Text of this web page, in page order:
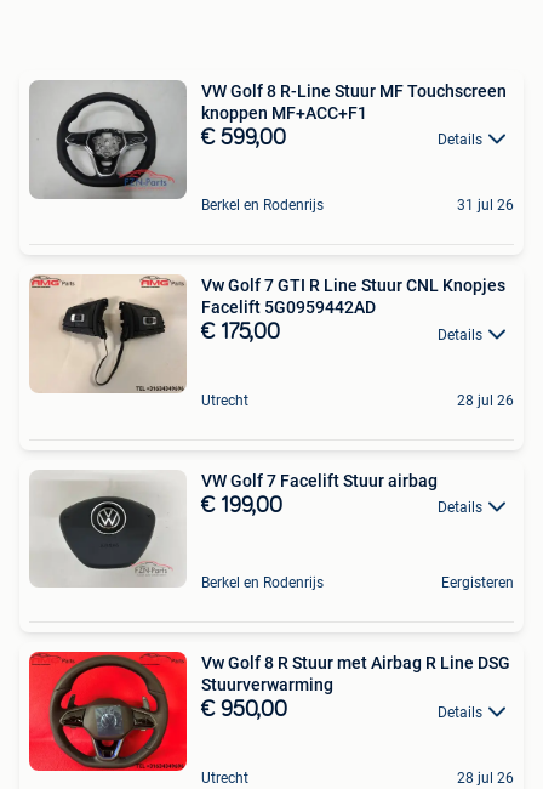
VW Golf 8 R-Line Stuur MF Touchscreen
knoppen MF+ACC+F1
€ 599,00 Details
Berkel en Rodenrijs 31 jul 26
Vw Golf 7 GTI R Line Stuur CNL Knopjes
Facelift 5G0959442AD
€ 175,00 Details
Utrecht 28 jul 26
VW Golf 7 Facelift Stuur airbag
€ 199,00 Details
Berkel en Rodenrijs Eergisteren
Vw Golf 8 R Stuur met Airbag R Line DSG
Stuurverwarming
€ 950,00 Details
Utrecht 28 jul 26